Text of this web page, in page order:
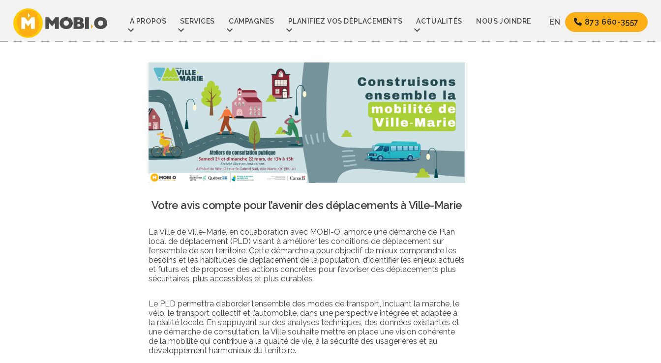
contenu
À PROPOS SERVICES CAMPAGNES PLANIFIEZ VOS DÉPLACEMENTS ACTUALITÉS NOUS JOINDRE EN 873 660-3557
Votre avis compte pour l’avenir des déplacements à Ville-Marie
La Ville de Ville-Marie, en collaboration avec MOBI-O, amorce une démarche de Plan
local de déplacement (PLD) visant à améliorer les conditions de déplacement sur
l’ensemble de son territoire. Cette démarche a pour objectif de mieux comprendre les
besoins et les habitudes de déplacement de la population, d’identifier les enjeux actuels
et futurs et de proposer des actions concrètes pour favoriser des déplacements plus
sécuritaires, plus accessibles et plus durables.
Le PLD permettra d’aborder l’ensemble des modes de transport, incluant la marche, le
vélo, le transport collectif et l’automobile, dans une perspective intégrée et adaptée à
la réalité locale. En s’appuyant sur des analyses techniques, des données existantes et
une démarche de consultation, la Ville souhaite mettre en place une vision cohérente
de la mobilité qui contribue à la qualité de vie, à la sécurité des usager·ères et au
développement harmonieux du territoire.